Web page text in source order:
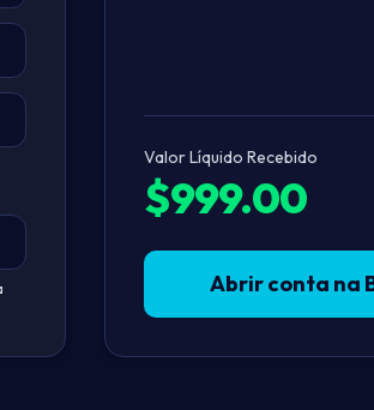
Valor Líquido Recebido
$999.00
Abrir conta na